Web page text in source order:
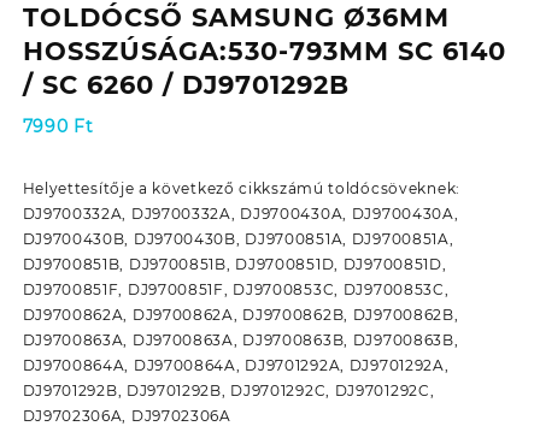
TOLDÓCSŐ SAMSUNG Ø36MM
HOSSZÚSÁGA:530-793MM SC 6140
/ SC 6260 / DJ9701292B
7990 Ft
Helyettesítője a következő cikkszámú toldócsöveknek:
DJ9700332A, DJ9700332A, DJ9700430A, DJ9700430A,
DJ9700430B, DJ9700430B, DJ9700851A, DJ9700851A,
DJ9700851B, DJ9700851B, DJ9700851D, DJ9700851D,
DJ9700851F, DJ9700851F, DJ9700853C, DJ9700853C,
DJ9700862A, DJ9700862A, DJ9700862B, DJ9700862B,
DJ9700863A, DJ9700863A, DJ9700863B, DJ9700863B,
DJ9700864A, DJ9700864A, DJ9701292A, DJ9701292A,
DJ9701292B, DJ9701292B, DJ9701292C, DJ9701292C,
DJ9702306A, DJ9702306A